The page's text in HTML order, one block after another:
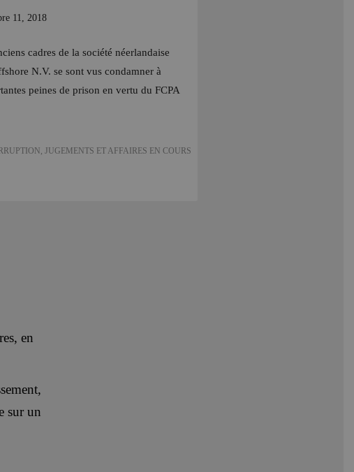
11, 2018
cadres de la société néerlandaise
N.V. se sont vus condamner à
peines de prison en vertu du FCPA
,JUGEMENTS ET AFFAIRES EN COURS
en
sur un